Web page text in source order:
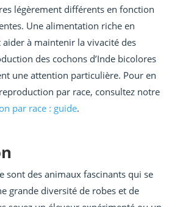
légèrement différents en fonction
Une alimentation riche en
à maintenir la vivacité des
des cochons d’Inde bicolores
une attention particulière. Pour en
par race, consultez notre
par race : guide.
sont des animaux fascinants qui se
grande diversité de robes et de